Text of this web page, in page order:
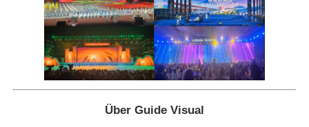
Über Guide Visual